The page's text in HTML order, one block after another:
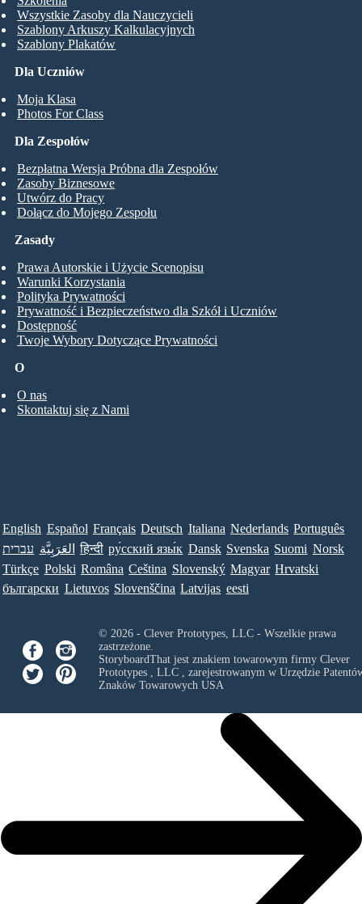
Dla Uczniów
Moja Klasa
Photos For Class
Wszystkie Zasoby dla Nauczycieli
Szablony Arkuszy Kalkulacyjnych
Szablony Plakatów
Dla Zespołów
Bezpłatna Wersja Próbna dla Zespołów
Zasoby Biznesowe
Utwórz do Pracy
Dołącz do Mojego Zespołu
O
O nas
Skontaktuj się z Nami
Zasady
Prawa Autorskie i Użycie Scenopisu
Warunki Korzystania
Polityka Prywatności
Prywatność i Bezpieczeństwo dla Szkół i Uczniów
Dostępność
Twoje Wybory Dotyczące Prywatności
English Español Français Deutsch Italiana Nederlands Português
עברית العَرَبِيَّة हिन्दी ру́сский язы́к Dansk Svenska Suomi Norsk
Türkçe Polski Româna Ceština Slovenský Magyar Hrvatski
български Lietuvos Slovenščina Latvijas eesti
© 2026 - Clever Prototypes, LLC - Wszelkie prawa
zastrzeżone.
StoryboardThat jest znakiem towarowym firmy Clever
Prototypes , LLC, zarejestrowanym w Urzędzie
Znaków Towarowych USA